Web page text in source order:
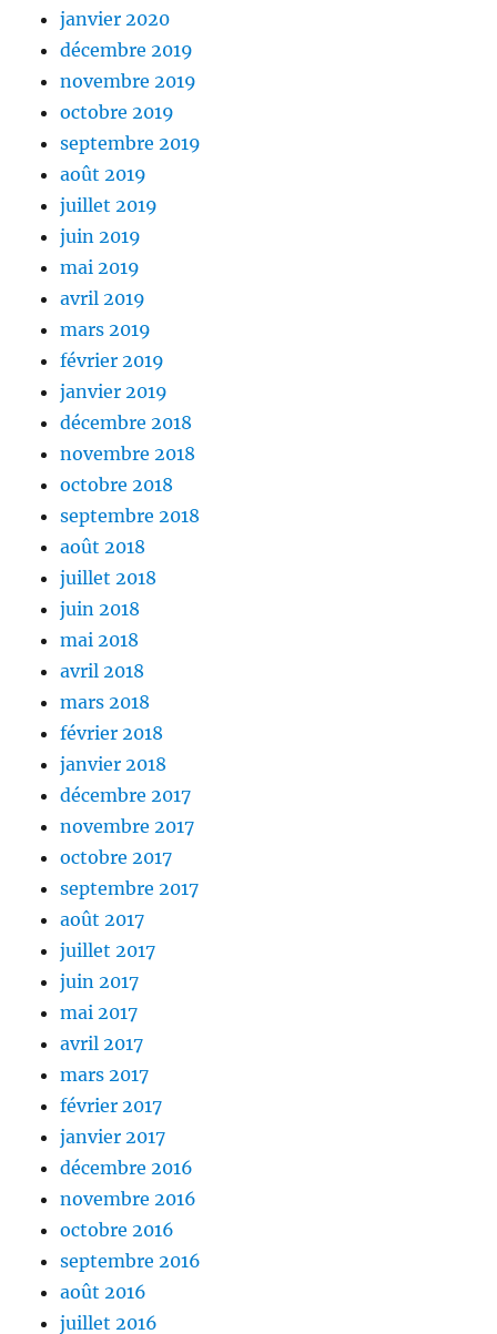
janvier 2020
décembre 2019
novembre 2019
octobre 2019
septembre 2019
août 2019
juillet 2019
juin 2019
mai 2019
avril 2019
mars 2019
février 2019
janvier 2019
décembre 2018
novembre 2018
octobre 2018
septembre 2018
août 2018
juillet 2018
juin 2018
mai 2018
avril 2018
mars 2018
février 2018
janvier 2018
décembre 2017
novembre 2017
octobre 2017
septembre 2017
août 2017
juillet 2017
juin 2017
mai 2017
avril 2017
mars 2017
février 2017
janvier 2017
décembre 2016
novembre 2016
octobre 2016
septembre 2016
août 2016
juillet 2016